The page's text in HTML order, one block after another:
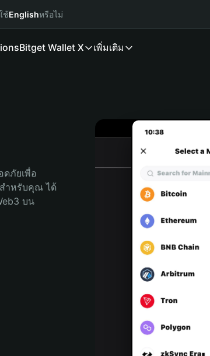
ช้Englishหรือไม่
Bitget Wallet X เพิ่มเติม
ดภัยเพื่อ
ำหรับคุณ ได้
บน